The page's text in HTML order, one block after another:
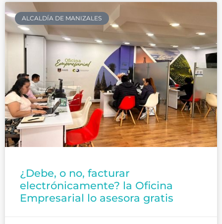
ALCALDÍA DE MANIZALES
¿Debe, o no, facturar
electrónicamente? la Oficina
Empresarial lo asesora gratis